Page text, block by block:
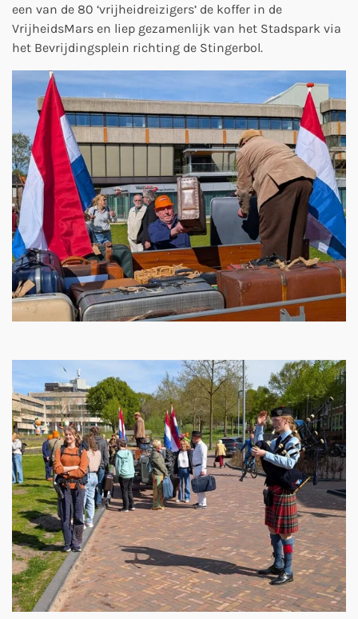
een van de 80 ‘vrijheidreizigers’ de koffer in de
VrijheidsMars en liep gezamenlijk van het Stadspark via
het Bevrijdingsplein richting de Stingerbol.